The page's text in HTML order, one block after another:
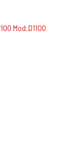
Mod.D1100